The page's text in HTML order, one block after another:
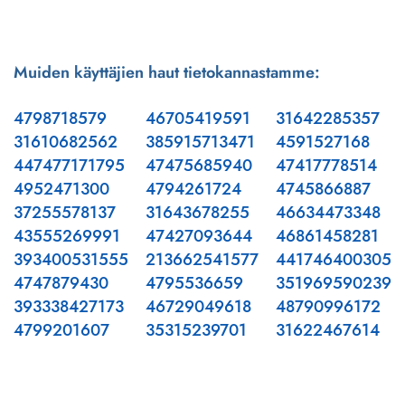
Muiden käyttäjien haut tietokannastamme:
4798718579
31610682562
447477171795
4952471300
37255578137
43555269991
393400531555
4747879430
393338427173
4799201607
46705419591
385915713471
47475685940
4794261724
31643678255
47427093644
213662541577
4795536659
46729049618
35315239701
31642285357
4591527168
47417778514
4745866887
46634473348
46861458281
441746400305
351969590239
48790996172
31622467614